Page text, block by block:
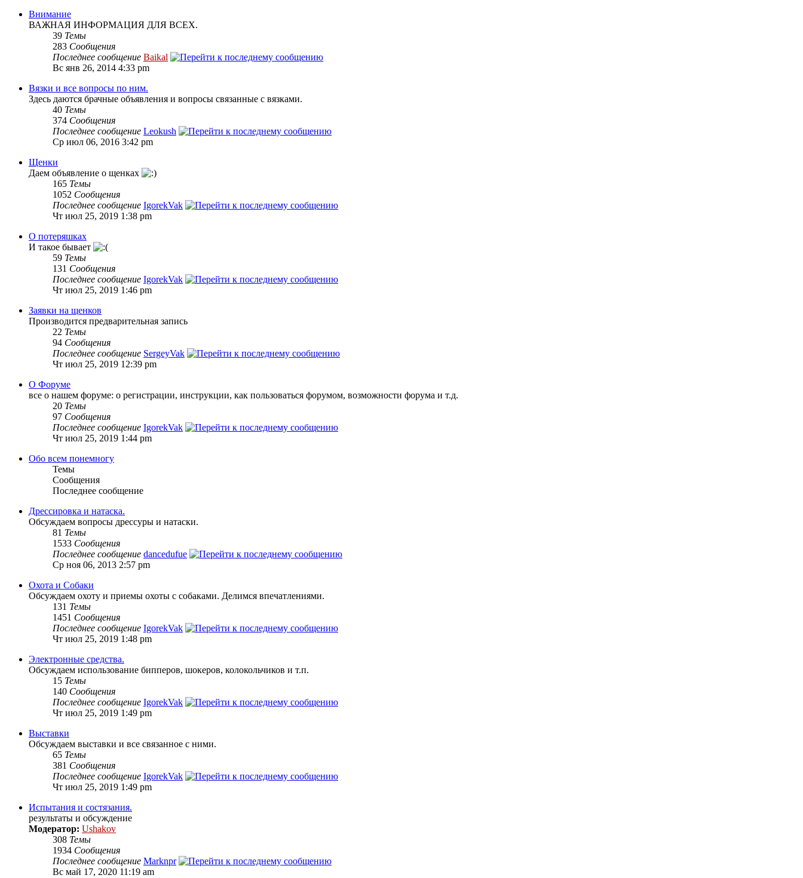
Внимание
ВАЖНАЯ ИНФОРМАЦИЯ ДЛЯ ВСЕХ.
39 Темы
283 Сообщения
Последнее сообщение Baikal
Вс янв 26, 2014 4:33 pm
Вязки и все вопросы по ним.
Здесь даются брачные объявления и вопросы связанные с вязками.
40 Темы
374 Сообщения
Последнее сообщение Leokush
Ср июл 06, 2016 3:42 pm
Щенки
Даем объявление о щенках
165 Темы
1052 Сообщения
Последнее сообщение IgorekVak
Чт июл 25, 2019 1:38 pm
О потеряшках
И такое бывает
59 Темы
131 Сообщения
Последнее сообщение IgorekVak
Чт июл 25, 2019 1:46 pm
Заявки на щенков
Производится предварительная запись
22 Темы
94 Сообщения
Последнее сообщение SergeyVak
Чт июл 25, 2019 12:39 pm
О Форуме
все о нашем форуме: о регистрации, инструкции, как пользоваться форумом, возможности форума и т.д.
20 Темы
97 Сообщения
Последнее сообщение IgorekVak
Чт июл 25, 2019 1:44 pm
Обо всем понемногу
Темы
Сообщения
Последнее сообщение
Дрессировка и натаска.
Обсуждаем вопросы дрессуры и натаски.
81 Темы
1533 Сообщения
Последнее сообщение dancedufue
Ср ноя 06, 2013 2:57 pm
Охота и Собаки
Обсуждаем охоту и приемы охоты с собаками. Делимся впечатлениями.
131 Темы
1451 Сообщения
Последнее сообщение IgorekVak
Чт июл 25, 2019 1:48 pm
Электронные средства.
Обсуждаем использование бипперов, шокеров, колокольчиков и т.п.
15 Темы
140 Сообщения
Последнее сообщение IgorekVak
Чт июл 25, 2019 1:49 pm
Выставки
Обсуждаем выставки и все связанное с ними.
65 Темы
381 Сообщения
Последнее сообщение IgorekVak
Чт июл 25, 2019 1:49 pm
Испытания и состязания.
результаты и обсуждение
Модератор: Ushakov
308 Темы
1934 Сообщения
Последнее сообщение Marknpr
Вс май 17, 2020 11:19 am